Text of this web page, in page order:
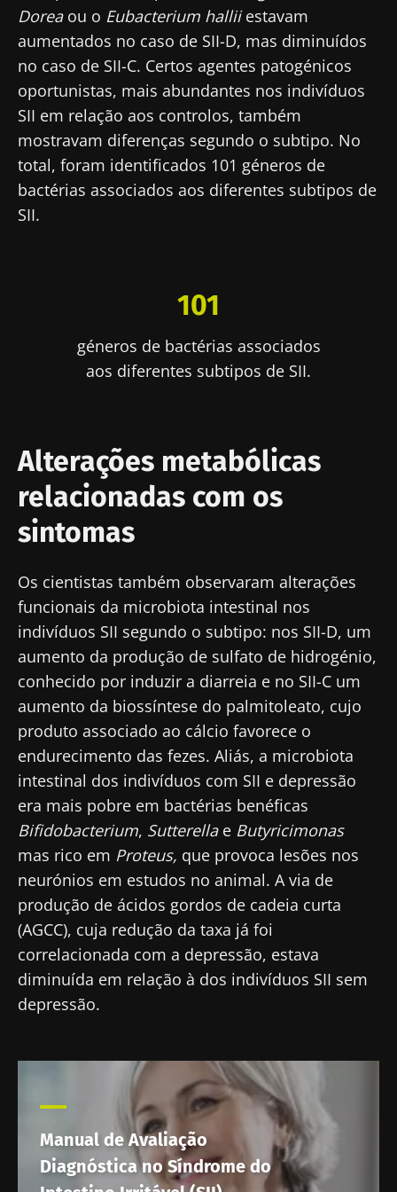
Doreaou o Eubacterium halliiestavam
aumentados no caso de SII-D, mas diminuídos
no caso de SII-C. Certos agentes patogénicos
oportunistas, mais abundantes nos indivíduos
SII em relação aos controlos, também
mostravam diferenças segundo o subtipo. No
total, foram identificados 101 géneros de
bactérias associados aos diferentes subtipos de
SII.
101
géneros de bactérias associados
aos diferentes subtipos de SII.
Alterações metabólicas
relacionadas com os
sintomas
Os cientistas também observaram alterações
funcionais da microbiota intestinal nos
indivíduos SII segundo o subtipo: nos SII-D, um
aumento da produção de sulfato de hidrogénio,
conhecido por induzir a diarreia e no SII-C um
aumento da biossíntese do palmitoleato, cujo
produto associado ao cálcio favorece o
endurecimento das fezes. Aliás, a microbiota
intestinal dos indivíduos com SII e depressão
era mais pobre em bactérias benéficas
Bifidobacterium, Sutterellae Butyricimonas
mas rico em Proteus, que provoca lesões nos
neurónios em estudos no animal. A via de
produção de ácidos gordos de cadeia curta
(AGCC), cuja redução da taxa já foi
correlacionada com a depressão, estava
diminuída em relação à dos indivíduos SII sem
depressão.
Manual de Avaliação
Diagnóstica no Síndrome do
Fique connosco!
Junte-se à comunidade de profissionais de
saúde e investigadores da Microbiota e
receba o "Microbiota Digest" e o "HCP
Magazine" para se manter atualizado com as